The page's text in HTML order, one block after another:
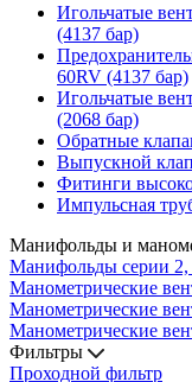
Игольчатые
(4137 бар)
60RV (4137 бар)
Игольчатые
(2068 бар)
Обратные
Выпускной
Фитинги
Импульсная
Манифольды и
Манифольды серии
Манометрические
Манометрические
Манометрические
Фильтры
Проходной фильтр